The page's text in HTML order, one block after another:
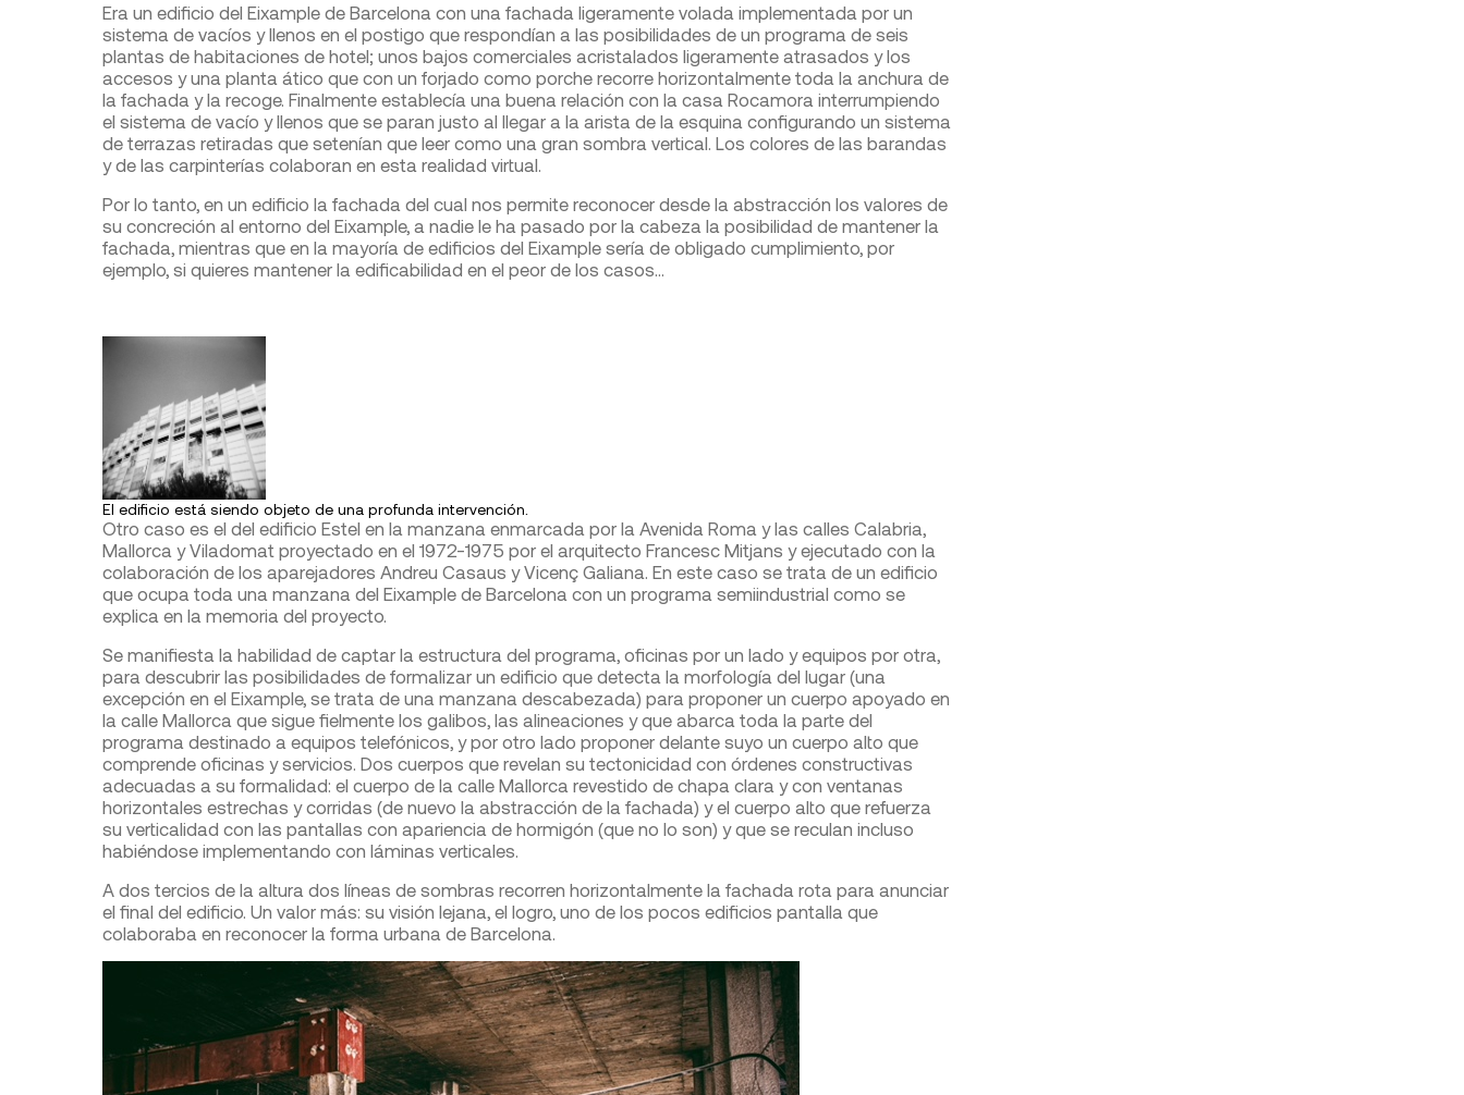
Era un edificio del Eixample de Barcelona con una fachada ligeramente volada implementada por un
sistema de vacíos y llenos en el postigo que respondían a las posibilidades de un programa de seis
plantas de habitaciones de hotel; unos bajos comerciales acristalados ligeramente atrasados y los
accesos y una planta ático que con un forjado como porche recorre horizontalmente toda la anchura de
la fachada y la recoge. Finalmente establecía una buena relación con la casa Rocamora interrumpiendo
el sistema de vacío y llenos que se paran justo al llegar a la arista de la esquina configurando un sistema
de terrazas retiradas que setenían que leer como una gran sombra vertical. Los colores de las barandas
y de las carpinterías colaboran en esta realidad virtual.
Por lo tanto, en un edificio la fachada del cual nos permite reconocer desde la abstracción los valores de
su concreción al entorno del Eixample, a nadie le ha pasado por la cabeza la posibilidad de mantener la
fachada, mientras que en la mayoría de edificios del Eixample sería de obligado cumplimiento, por
ejemplo, si quieres mantener la edificabilidad en el peor de los casos…
El edificio está siendo objeto de una profunda intervención.
Otro caso es el del edificio Estel en la manzana enmarcada por la Avenida Roma y las calles Calabria,
Mallorca y Viladomat proyectado en el 1972-1975 por el arquitecto Francesc Mitjans y ejecutado con la
colaboración de los aparejadores Andreu Casaus y Vicenç Galiana. En este caso se trata de un edificio
que ocupa toda una manzana del Eixample de Barcelona con un programa semiindustrial como se
explica en la memoria del proyecto.
Se manifiesta la habilidad de captar la estructura del programa, oficinas por un lado y equipos por otra,
para descubrir las posibilidades de formalizar un edificio que detecta la morfología del lugar (una
excepción en el Eixample, se trata de una manzana descabezada) para proponer un cuerpo apoyado en
la calle Mallorca que sigue fielmente los galibos, las alineaciones y que abarca toda la parte del
programa destinado a equipos telefónicos, y por otro lado proponer delante suyo un cuerpo alto que
comprende oficinas y servicios. Dos cuerpos que revelan su tectonicidad con órdenes constructivas
adecuadas a su formalidad: el cuerpo de la calle Mallorca revestido de chapa clara y con ventanas
horizontales estrechas y corridas (de nuevo la abstracción de la fachada) y el cuerpo alto que refuerza
su verticalidad con las pantallas con apariencia de hormigón (que no lo son) y que se reculan incluso
habiéndose implementando con láminas verticales.
A dos tercios de la altura dos líneas de sombras recorren horizontalmente la fachada rota para anunciar
el final del edificio. Un valor más: su visión lejana, el logro, uno de los pocos edificios pantalla que
colaboraba en reconocer la forma urbana de Barcelona.